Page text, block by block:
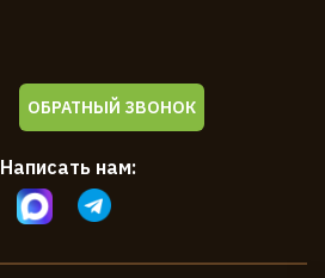
Написать нам:
ОБРАТНЫЙ ЗВОНОК